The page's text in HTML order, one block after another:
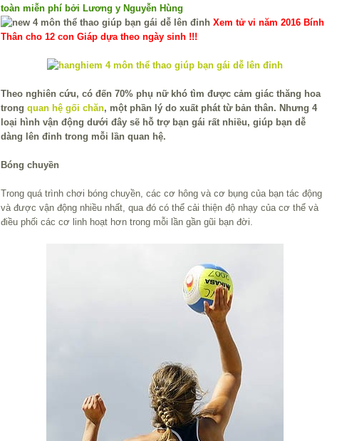
toàn miễn phí bởi Lương y Nguyễn Hùng
Xem tử vi năm 2016 Bính
Thân cho 12 con Giáp dựa theo ngày sinh !!!
Theo nghiên cứu, có đến 70% phụ nữ khó tìm được cảm giác thăng hoa
trong quan hệ gối chăn, một phần lý do xuất phát từ bản thân. Nhưng 4
loại hình vận động dưới đây sẽ hỗ trợ bạn gái rất nhiều, giúp bạn dễ
dàng lên đỉnh trong mỗi lần quan hệ.
Bóng chuyền
Trong quá trình chơi bóng chuyền, các cơ hông và cơ bụng của bạn tác động
và được vận động nhiều nhất, qua đó có thể cải thiện độ nhạy của cơ thể và
điều phối các cơ linh hoạt hơn trong mỗi lần gần gũi bạn đời.